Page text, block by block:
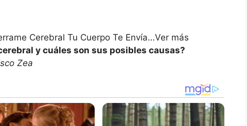
Cerebral Tu Cuerpo Te Envía…Ver más
y cuáles son sus posibles causas?
Zea